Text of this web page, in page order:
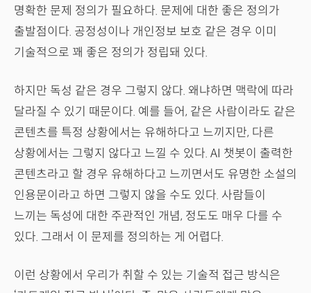
명확한 문제 정의가 필요하다. 문제에 대한 좋은 정의가
출발점이다. 공정성이나 개인정보 보호 같은 경우 이미
기술적으로 꽤 좋은 정의가 정립돼 있다.
하지만 독성 같은 경우 그렇지 않다. 왜냐하면 맥락에 따라
달라질 수 있기 때문이다. 예를 들어, 같은 사람이라도 같은
콘텐츠를 특정 상황에서는 유해하다고 느끼지만, 다른
상황에서는 그렇지 않다고 느낄 수 있다. AI 챗봇이 출력한
콘텐츠라고 할 경우 유해하다고 느끼면서도 유명한 소설의
인용문이라고 하면 그렇지 않을 수도 있다. 사람들이
느끼는 독성에 대한 주관적인 개념, 정도도 매우 다를 수
있다. 그래서 이 문제를 정의하는 게 어렵다.
이런 상황에서 우리가 취할 수 있는 기술적 접근 방식은